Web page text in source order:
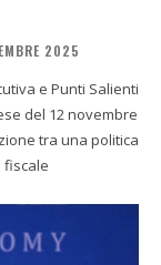
2025
tra una politica
fiscale